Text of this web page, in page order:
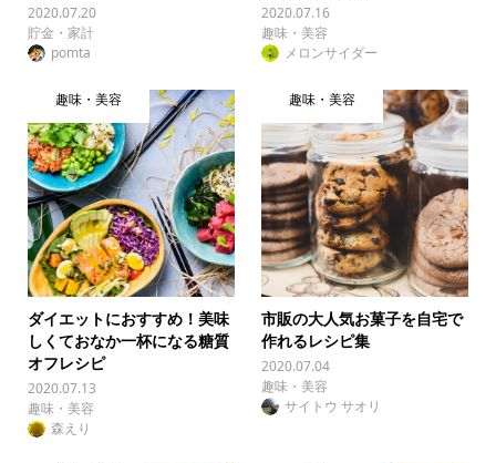
2020.07.20
貯金・家計
pomta
2020.07.16
趣味・美容
メロンサイダー
趣味・美容
ダイエットにおすすめ！美味
しくておなか一杯になる糖質
オフレシピ
2020.07.13
趣味・美容
森えり
趣味・美容
市販の大人気お菓子を自宅で
作れるレシピ集
2020.07.04
趣味・美容
サイトウ サオリ